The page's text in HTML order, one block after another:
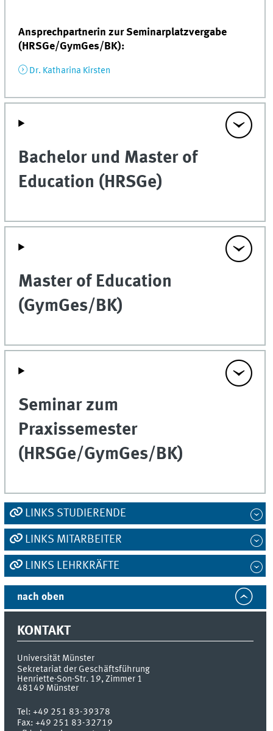
Ansprechpartnerin zur Seminarplatzvergabe
(HRSGe/GymGes/BK):
Dr. Katharina Kirsten
Bachelor und Master of
Education (HRSGe)
Master of Education
(GymGes/BK)
Seminar zum
Praxissemester
(HRSGe/GymGes/BK)
LINKS STUDIERENDE
LINKS MITARBEITER
LINKS LEHRKRÄFTE
nach oben
KONTAKT
Universität Münster
Sekretariat der Geschäftsführung
Henriette-Son-Str. 19, Zimmer 1
48149 Münster
Tel:+49 251 83-39378
Fax:+49 251 83-32719